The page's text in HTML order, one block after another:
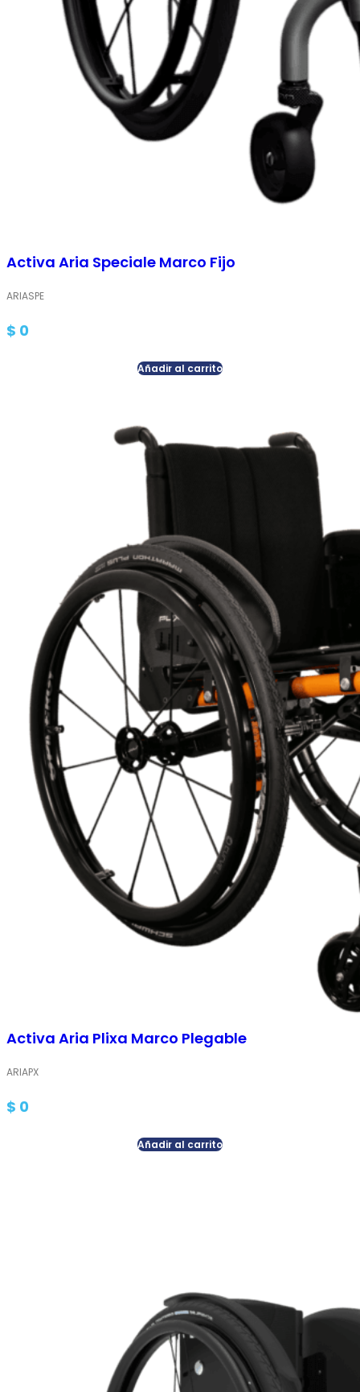
Activa Aria Speciale Marco Fijo
ARIASPE
$ 0
Añadir al carrito
Activa Aria Plixa Marco Plegable
ARIAPX
$ 0
Añadir al carrito